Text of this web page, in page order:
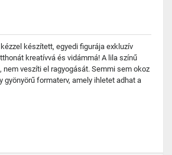
kézzel készített, egyedi figurája exkluzív
kreatívvá és vidámmá! A lila színű
nem veszíti el ragyogását. Semmi sem okoz
gyönyörű formaterv, amely ihletet adhat a